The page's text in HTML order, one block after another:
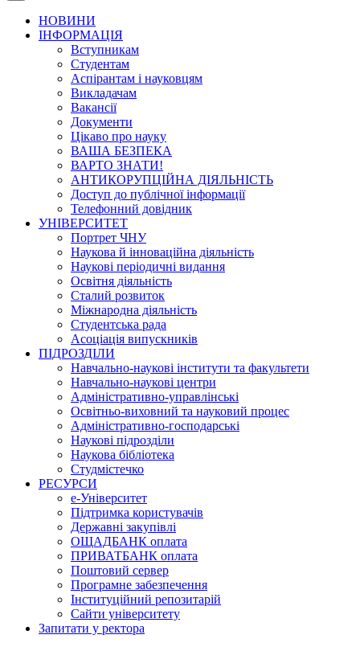
НОВИНИ
ІНФОРМАЦІЯ
Вступникам
Студентам
Аспірантам і науковцям
Викладачам
Вакансії
Документи
Цікаво про науку
ВАША БЕЗПЕКА
ВАРТО ЗНАТИ!
АНТИКОРУПЦІЙНА ДІЯЛЬНІСТЬ
Доступ до публічної інформації
Телефонний довідник
УНІВЕРСИТЕТ
Портрет ЧНУ
Наукова й інноваційна діяльність
Наукові періодичні видання
Освітня діяльність
Сталий розвиток
Міжнародна діяльність
Студентська рада
Асоціація випускників
ПІДРОЗДІЛИ
Навчально-наукові інститути та факультети
Навчально-наукові центри
Адміністративно-управлінські
Освітньо-виховний та науковий процес
Адміністративно-господарські
Наукові підрозділи
Наукова бібліотека
Студмістечко
РЕСУРСИ
е-Університет
Підтримка користувачів
Державні закупівлі
ОЩАДБАНК оплата
ПРИВАТБАНК оплата
Поштовий сервер
Програмне забезпечення
Інституційний репозитарій
Сайти університету
Запитати у ректора